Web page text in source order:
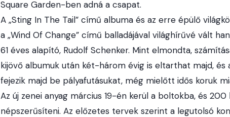
Square Garden-ben adná a csapat.
A „Sting In The Tail” című albuma és az erre épülő
a „Wind Of Change” című balladájával világhírűvé vált
61 éves alapító, Rudolf Schenker. Mint elmondta,
kijövő albumuk után két-három évig is eltarthat majd,
fejezik majd be pályafutásukat, még mielőtt idős koruk
Az új zenei anyag március 19-én kerül a boltokba, és
népszerűsíteni. Az előzetes tervek szerint a legutolsó